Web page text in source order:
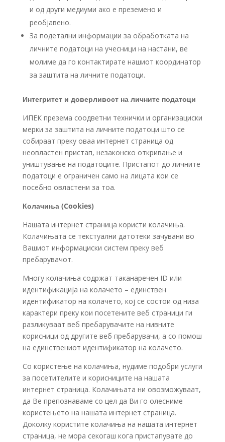
и од други медиуми ако е преземено и
реобјавено.
За подетални информации за обработката на
личните податоци на учесници на настани, ве
молиме да го контактирате нашиот координатор
за заштита на личните податоци.
Интегритет и доверливост на личните податоци
ИПЕК презема соодветни технички и организациски
мерки за заштита на личните податоци што се
собираат преку оваа интернет страница од
неовластен пристап, незаконско откривање и
уништување на податоците. Пристапот до личните
податоци е ограничен само на лицата кои се
посебно овластени за тоа.
Колачиња (Cookies)
Нашата интернет страница користи колачиња.
Колачињата се текстуални датотеки зачувани во
Вашиот информациски систем преку веб
пребарувачот.
Многу колачиња содржат таканаречен ID или
идентификација на колачето – единствен
идентификатор на колачето, кој се состои од низа
карактери преку кои посетените веб страници ги
разликуваат веб пребарувачите на нивните
корисници од другите веб пребарувачи, а со помош
на единствениот идентификатор на колачето.
Со користење на колачиња, нудиме подобри услуги
за посетителите и корисниците на нашата
интернет страница. Колачињата ни овозможуваат,
да Ве препознаваме со цел да Ви го олесниме
користењето на нашата интернет страница.
Доколку користите колачиња на нашата интернет
страница, не мора секогаш кога пристапувате до